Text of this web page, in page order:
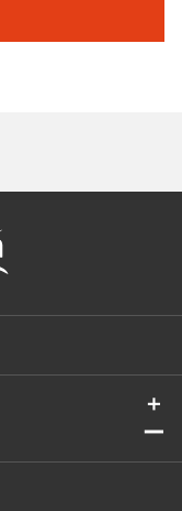
＋
ー